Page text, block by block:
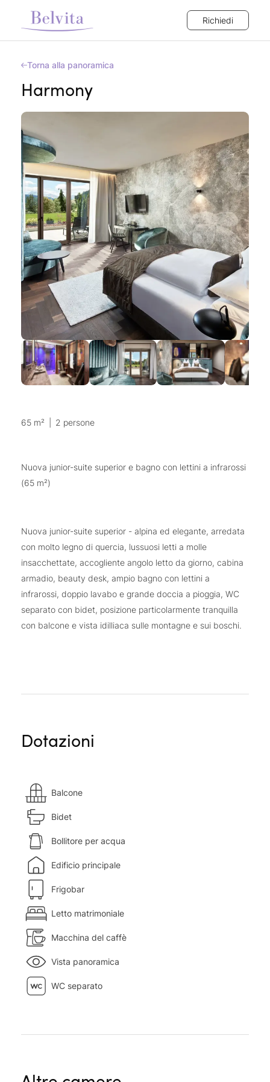
Richiedi
Torna alla panoramica
Harmony
65 m² 2 persone
Nuova junior-suite superior e bagno con lettini a infrarossi
(65 m²)
Nuova junior-suite superior - alpina ed elegante, arredata
con molto legno di quercia, lussuosi letti a molle
insacchettate, accogliente angolo letto da giorno, cabina
armadio, beauty desk, ampio bagno con lettini a
infrarossi, doppio lavabo e grande doccia a pioggia, WC
separato con bidet, posizione particolarmente tranquilla
con balcone e vista idilliaca sulle montagne e sui boschi.
Dotazioni
Balcone
Bidet
Bollitore per acqua
Edificio principale
Frigobar
Letto matrimoniale
Macchina del caffè
Vista panoramica
WC separato